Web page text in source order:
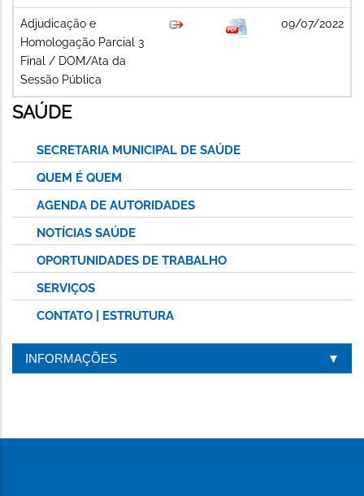
Adjudicação e
Homologação Parcial 3
Final / DOM/Ata da
Sessão Pública
09/07/2022
SAÚDE
SECRETARIA MUNICIPAL DE SAÚDE
QUEM É QUEM
AGENDA DE AUTORIDADES
NOTÍCIAS SAÚDE
OPORTUNIDADES DE TRABALHO
SERVIÇOS
CONTATO | ESTRUTURA
INFORMAÇÕES